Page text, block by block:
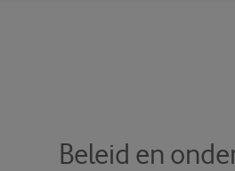
Beleid en